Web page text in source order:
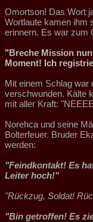
Omortson! Das Wort
Wortlaute kamen ihm
erinnern. Es war zum
"Breche Mission
Moment! Ich
Mit einem Schlag war
verschwunden. Kälte
mit aller Kraft:
Norehca und seine
Bolterfeuer. Bruder
werden:
"Feindkontakt! Es
Leiter hoch!"
"Rückzug, Soldat!
"Bin getroffen! Es